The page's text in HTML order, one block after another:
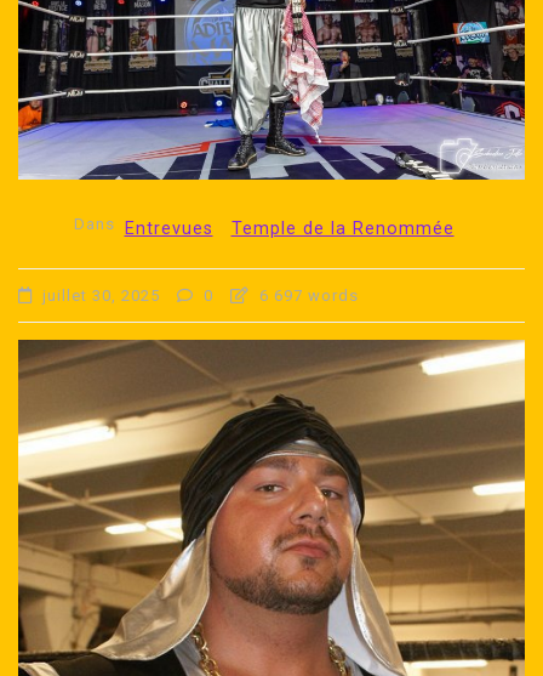
Dans Entrevues Temple de la Renommée
juillet 30, 2025 0 6 697 words